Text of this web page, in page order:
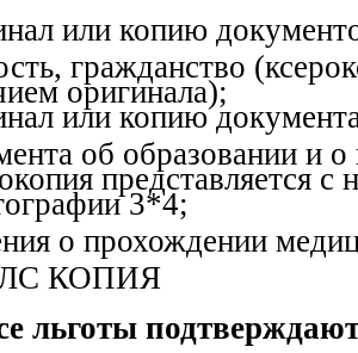
или копию
гражданство
оригинала);
или копию
об образовании и
представляется с
3*4;
о прохождении
КОПИЯ
льготы